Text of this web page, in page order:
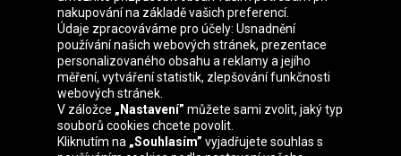
Belgique Deutschland Éire España
France Italia Magyarország Nederland
nakupování na základě vašich preferencí.
Údaje zpracováváme pro účely: Usnadnění
používání našich webových stránek, prezentace
personalizovaného obsahu a reklamy a jejího
měření, vytváření statistik, zlepšování funkčnosti
webových stránek.
V záložce „Nastavení” můžete sami zvolit, jaký typ
souborů cookies chcete povolit.
Kliknutím na „Souhlasím” vyjadřujete souhlas s